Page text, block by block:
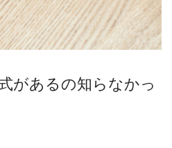
があるの知らなかっ